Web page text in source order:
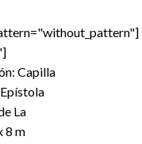
Capilla
La
8 m